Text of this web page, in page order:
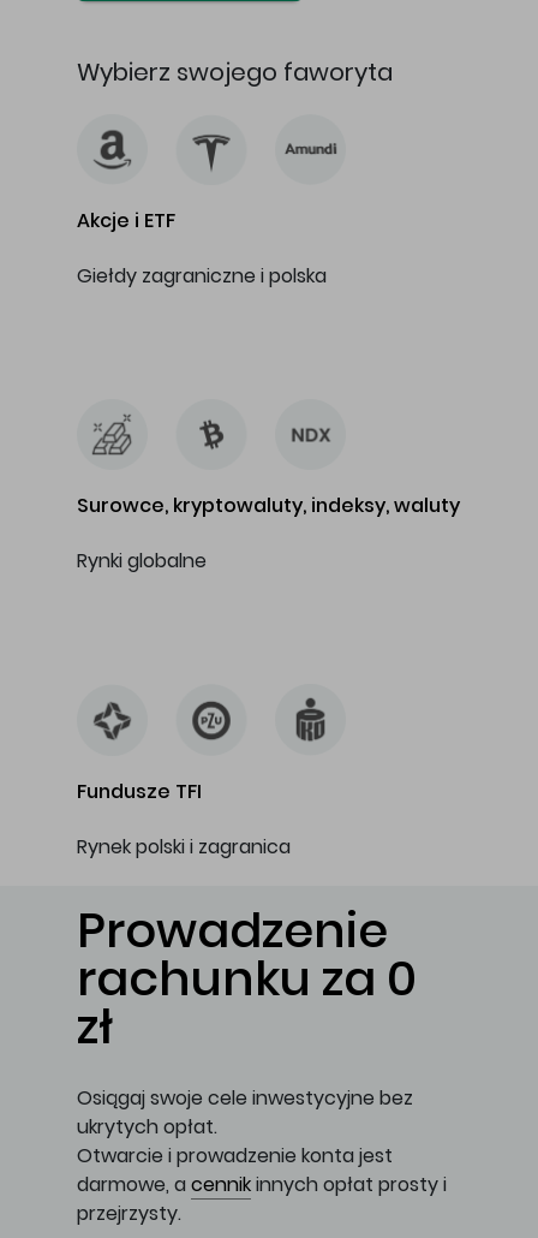
Wybierz swojego faworyta
Akcje i ETF
Giełdy zagraniczne i polska
Surowce, kryptowaluty, indeksy, waluty
Rynki globalne
Fundusze TFI
Rynek polski i zagranica
Prowadzenie
rachunku za 0
zł
Osiągaj swoje cele inwestycyjne bez
ukrytych opłat.
Otwarcie i prowadzenie konta jest
darmowe, a cennikinnych opłat prosty i
przejrzysty.